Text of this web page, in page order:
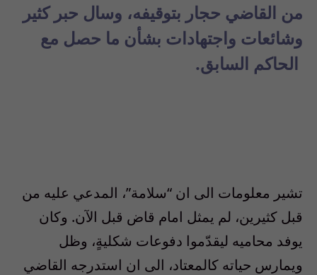
من القاضي حجار بتوقيفه، وسال حبر كثير
وشائعات واجتهادات بشأن ما حصل مع
الحاكم السابق.
تشير معلومات الى ان “سلامة”، المدعي عليه من
قبل كثيرين، لم يمثل امام قاض قبل الآن. وكان
يوفد محاميه ليقدّموا دفوعات شكليةٍ، وظل
ويمارس حياته كالمعتاد، الى ان استدرجه القاضي